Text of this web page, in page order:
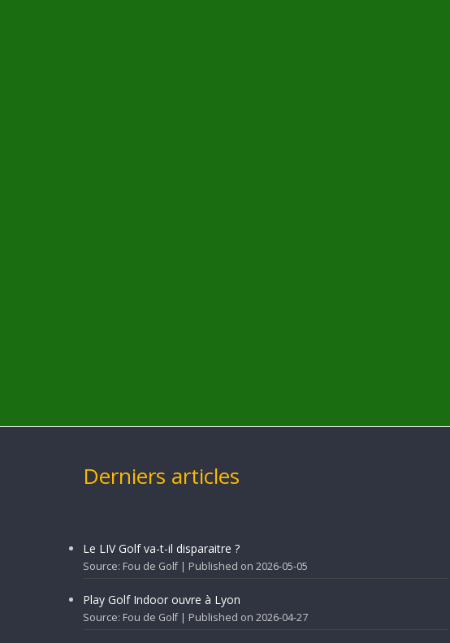
Derniers articles
Le LIV Golf va-t-il disparaitre ?
Source: Fou de Golf Published on 2026-05-05
Play Golf Indoor ouvre à Lyon
Source: Fou de Golf Published on 2026-04-27